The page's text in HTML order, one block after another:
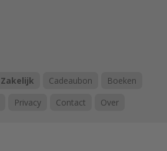
Zakelijk Cadeaubon
Boeken
Privacy Contact Over